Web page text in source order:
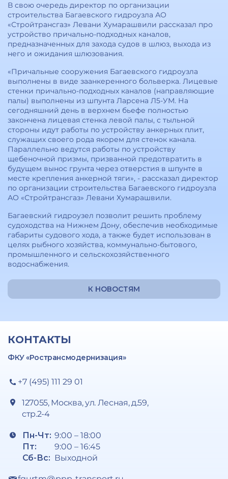
В свою очередь директор по организации
строительства Багаевского гидроузла АО
«Стройтрансгаз» Левани Хумарашвили рассказал про
устройство причально-подходных каналов,
предназначенных для захода судов в шлюз, выхода из
него и ожидания шлюзования.
«Причальные сооружения Багаевского гидроузла
выполнены в виде заанкеренного больверка. Лицевые
стенки причально-подходных каналов (направляющие
палы) выполнены из шпунта Ларсена Л5-УМ. На
сегодняшний день в верхнем бьефе полностью
закончена лицевая стенка левой палы, с тыльной
стороны идут работы по устройству анкерных плит,
служащих своего рода якорем для стенок канала.
Параллельно ведутся работы по устройству
щебеночной призмы, призванной предотвратить в
будущем вынос грунта через отверстия в шпунте в
месте крепления анкерной тяги», - рассказал директор
по организации строительства Багаевского гидроузла
АО «Стройтрансгаз» Левани Хумарашвили.
Багаевский гидроузел позволит решить проблему
судоходства на Нижнем Дону, обеспечив необходимые
габариты судового хода, а также будет использован в
целях рыбного хозяйства, коммунально-бытового,
промышленного и сельскохозяйственного
водоснабжения.
К НОВОСТЯМ
КОНТАКТЫ
ФКУ «Ространсмодернизация»
+7 (495) 111 29 01
127055, Москва, ул. Лесная, д.59,
стр.2-4
Пн-Чт:
Пт:
Сб-Вс:
9:00 – 18:00
9:00 – 16:45
Выходной